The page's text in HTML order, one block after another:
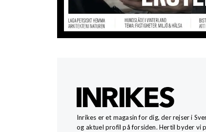
Inrikes er et magasin for dig, der rejser i
og aktuel profil på forsiden. Hertil byder vi